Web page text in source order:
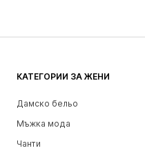
КАТЕГОРИИ ЗА ЖЕНИ
Дамско бельо
Мъжка мода
Чанти